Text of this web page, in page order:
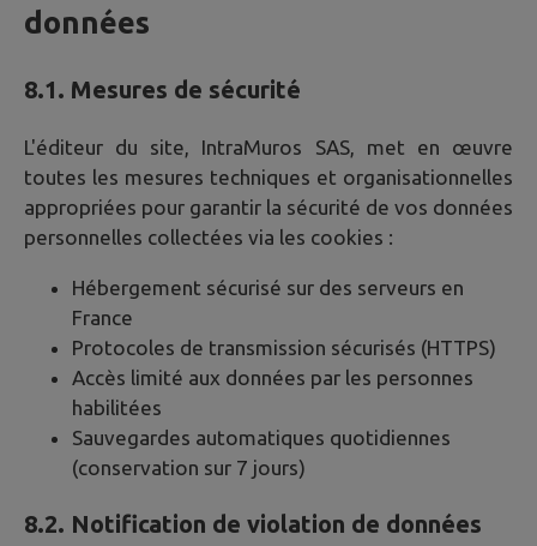
données
8.1. Mesures de sécurité
L'éditeur du site, IntraMuros SAS, met en œuvre
toutes les mesures techniques et organisationnelles
appropriées pour garantir la sécurité de vos données
personnelles collectées via les cookies :
Hébergement sécurisé sur des serveurs en
France
Protocoles de transmission sécurisés (HTTPS)
Accès limité aux données par les personnes
habilitées
Sauvegardes automatiques quotidiennes
(conservation sur 7 jours)
8.2. Notification de violation de données